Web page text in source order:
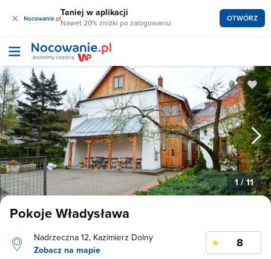
× Taniej w aplikacji
Nawet 20% zniżki po zalogowaniu OTWÓRZ
1/ 11
Pokoje Władysława
Nadrzeczna 12, Kazimierz Dolny
Zobacz na mapie
8